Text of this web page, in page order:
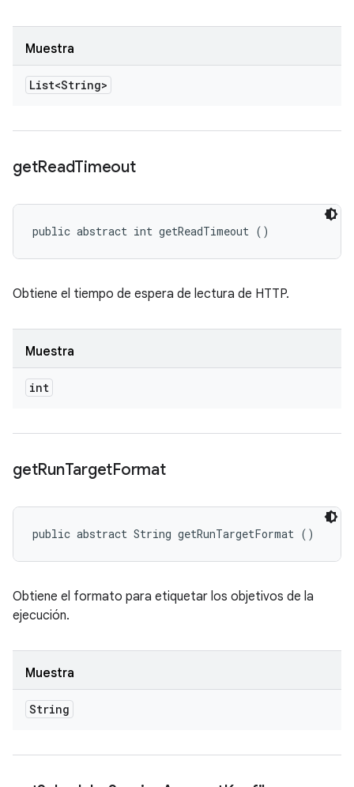
Muestra
List<String>
getReadTimeout
public abstract int getReadTimeout ()
Obtiene el tiempo de espera de lectura de HTTP.
Muestra
int
getRunTargetFormat
public abstract String getRunTargetFormat ()
Obtiene el formato para etiquetar los objetivos de la
ejecución.
Muestra
String